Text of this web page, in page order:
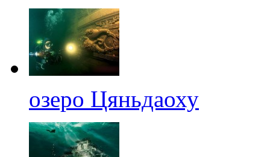
озеро Цяньдаоху